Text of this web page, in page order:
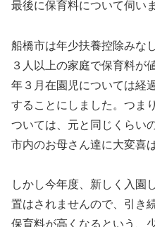
最後に保育料について伺いま
船橋市は年少扶養控除みな
３人以上の家庭で保育料が
年３月在園児については経
することにしました。つま
ついては、元と同じくらい
市内のお母さん達に大変喜
しかし今年度、新しく入園
置はされませんので、引き
保育料が高くなるという、